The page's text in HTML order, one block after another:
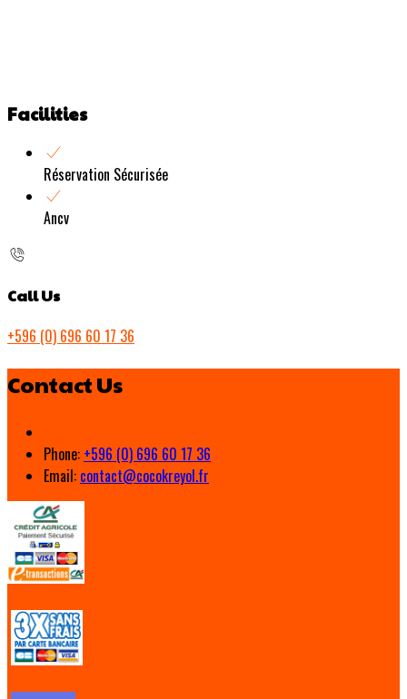
Facilities
Réservation Sécurisée
Ancv
Call Us
+596 (0) 696 60 17 36
Contact Us
Phone: +596 (0) 696 60 17 36
Email: contact@cocokreyol.fr